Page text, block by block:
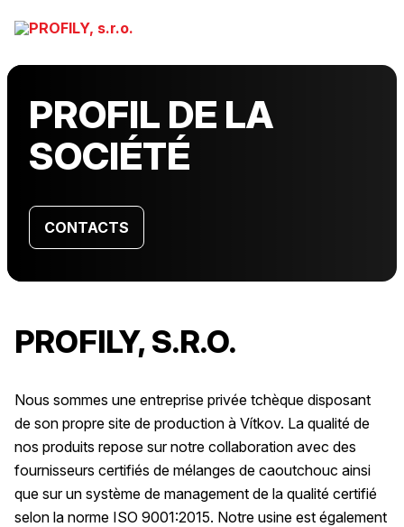
PROFIL DE LA
SOCIÉTÉ
CONTACTS
PROFILY, S.R.O.
Nous sommes une entreprise privée tchèque disposant
de son propre site de production à Vítkov. La qualité de
nos produits repose sur notre collaboration avec des
fournisseurs certifiés de mélanges de caoutchouc ainsi
que sur un système de management de la qualité certifié
selon la norme ISO 9001:2015. Notre usine est également